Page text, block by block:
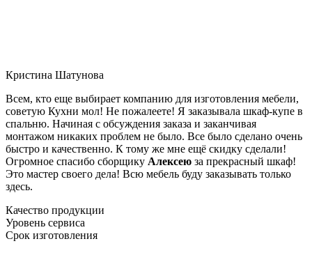
Кристина Шатунова
Всем, кто еще выбирает компанию для изготовления мебели,
советую Кухни мол! Не пожалеете! Я заказывала шкаф-купе в
спальню. Начиная с обсуждения заказа и заканчивая
монтажом никаких проблем не было. Все было сделано очень
быстро и качественно. К тому же мне ещё скидку сделали!
Огромное спасибо сборщику Алексею за прекрасный шкаф!
Это мастер своего дела! Всю мебель буду заказывать только
здесь.
Качество продукции
Уровень сервиса
Срок изготовления